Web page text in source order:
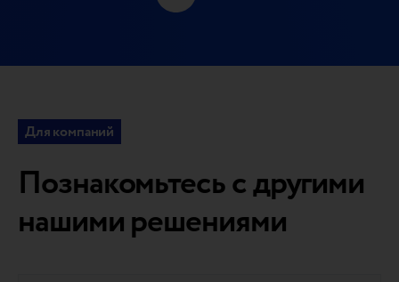
Для компаний
Познакомьтесь с другими
нашими решениями